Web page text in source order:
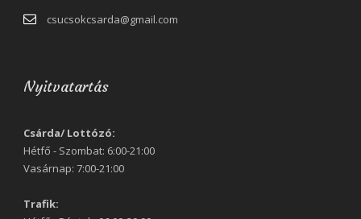
csucsokcsarda@gmail.com
Nyitvatartás
Csárda/ Lottózó:
Hétfő - Szombat: 6:00-21:00
Vasárnap: 7:00-21:00
Trafik: